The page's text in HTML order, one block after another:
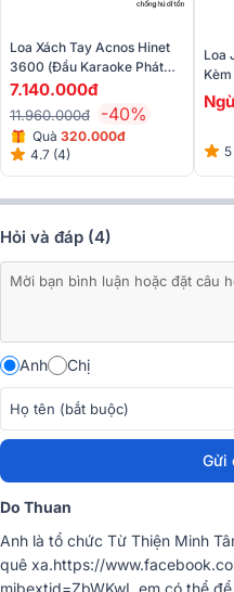
Cách chỉnh loa Acnos FLAC 36
So sánh chi tiết loa Acnos
1. Tổng quan thiết kế
Loa Xách Tay Acnos Hinet
3600 (Đầu Karaoke Phát
Hình Ảnh 8K, Bass 25cm,
200W, Bluetooth 5.0)
7.140.000đ
11.960.000đ -40%
Quà 320.000đ
4.7 (4)
Loa
Hỏi và đáp (4)
Anh Chị
Gửi
Do Thuan
Anh là tổ chức Từ Thiện Minh
quê xa.https://